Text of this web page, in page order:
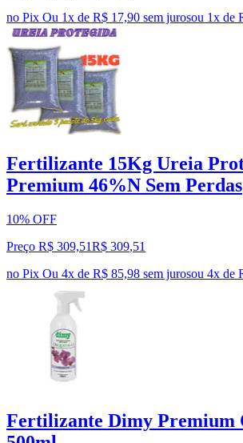
no Pix Ou 1x de R$ 17,90 sem jurosou 1x de
Fertilizante 15Kg Ureia
Premium 46%N Sem Perdas
10% OFF
Preço R$ 309,51R$ 309,51
no Pix Ou 4x de R$ 85,98 sem jurosou 4x de
Fertilizante Dimy Premium